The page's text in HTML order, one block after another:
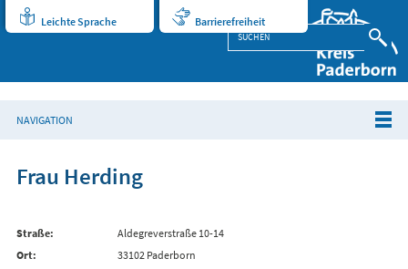
Leichte Sprache Barrierefreiheit
NAVIGATION
Frau Herding
Straße
Aldegreverstraße 10-14
Ort
33102 Paderborn